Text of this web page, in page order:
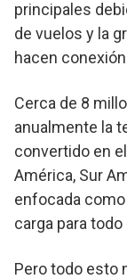
principales
de vuelos y la
hacen
Cerca de 8
anualmente la
convertido en
América, Sur
enfocada
carga para
Pero todo esto